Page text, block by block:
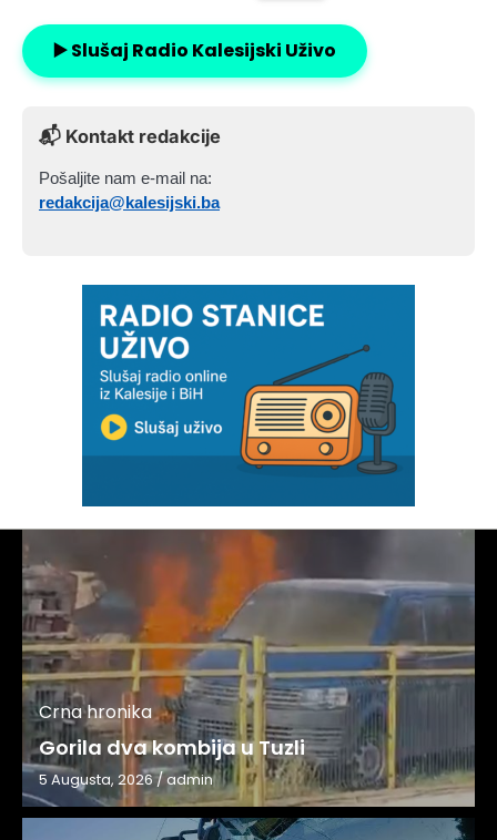
▶️ Slušaj Radio Kalesijski Uživo
📬 Kontakt redakcije
Pošaljite nam e-mail na:
redakcija@kalesijski.ba
Crna hronika
Gorila dva kombija u Tuzli
5 Augusta, 2026/admin